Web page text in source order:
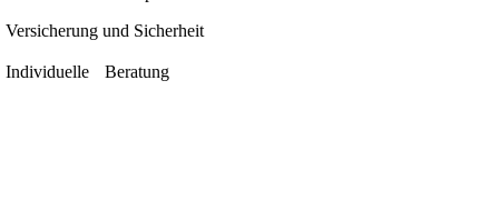
Versicherung und Sicherheit
Individuelle Beratung